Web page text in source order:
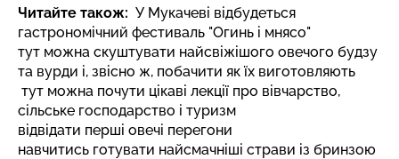
Читайте також: У Мукачеві відбудеться
гастрономічний фестиваль "Огинь і мнясо"
тут можна скуштувати найсвіжішого овечого будзу
та вурди і, звісно ж, побачити як їх виготовляють
тут можна почути цікаві лекції про вівчарство,
сільське господарство і туризм
відвідати перші овечі перегони
навчитись готувати найсмачніші страви із бринзою